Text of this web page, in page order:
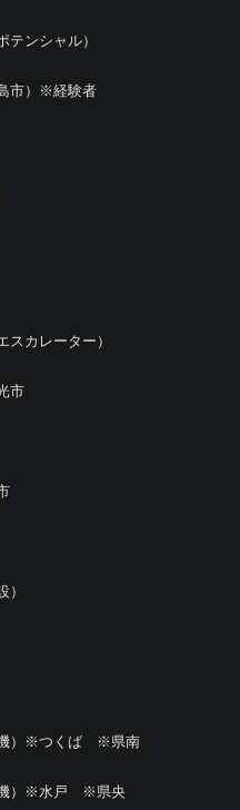
ンシャル）
市）※経験者
スカレーター）
市
）
機）※つくば ※県南
機）※水戸 ※県央